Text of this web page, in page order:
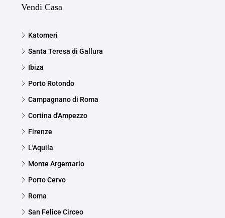
Vendi Casa
Katomeri
Santa Teresa di Gallura
Ibiza
Porto Rotondo
Campagnano di Roma
Cortina d'Ampezzo
Firenze
L'Aquila
Monte Argentario
Porto Cervo
Roma
San Felice Circeo